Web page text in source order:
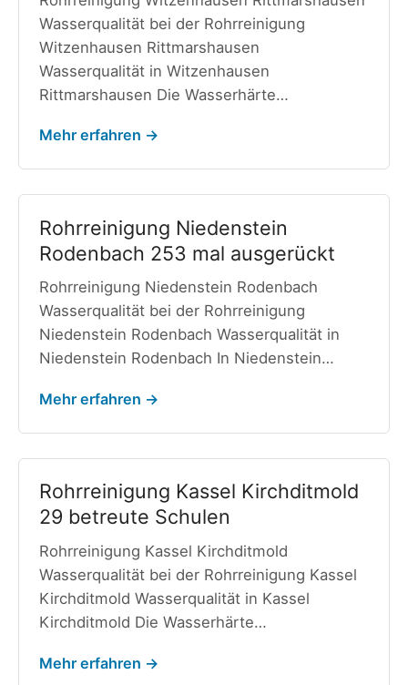
Wasserqualität bei der Rohrreinigung
Witzenhausen Rittmarshausen
Wasserqualität in Witzenhausen
Rittmarshausen Die Wasserhärte…
Mehr erfahren →
Rohrreinigung Niedenstein
Rodenbach 253 mal ausgerückt
Rohrreinigung Niedenstein Rodenbach
Wasserqualität bei der Rohrreinigung
Niedenstein Rodenbach Wasserqualität in
Niedenstein Rodenbach In Niedenstein…
Mehr erfahren →
Rohrreinigung Kassel Kirchditmold
29 betreute Schulen
Rohrreinigung Kassel Kirchditmold
Wasserqualität bei der Rohrreinigung Kassel
Kirchditmold Wasserqualität in Kassel
Kirchditmold Die Wasserhärte…
Mehr erfahren →